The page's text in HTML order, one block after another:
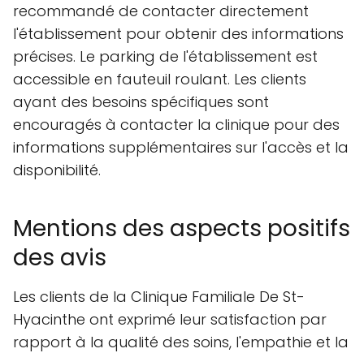
recommandé de contacter directement
l'établissement pour obtenir des informations
précises. Le parking de l'établissement est
accessible en fauteuil roulant. Les clients
ayant des besoins spécifiques sont
encouragés à contacter la clinique pour des
informations supplémentaires sur l'accès et la
disponibilité.
Mentions des aspects positifs
des avis
Les clients de la Clinique Familiale De St-
Hyacinthe ont exprimé leur satisfaction par
rapport à la qualité des soins, l'empathie et la